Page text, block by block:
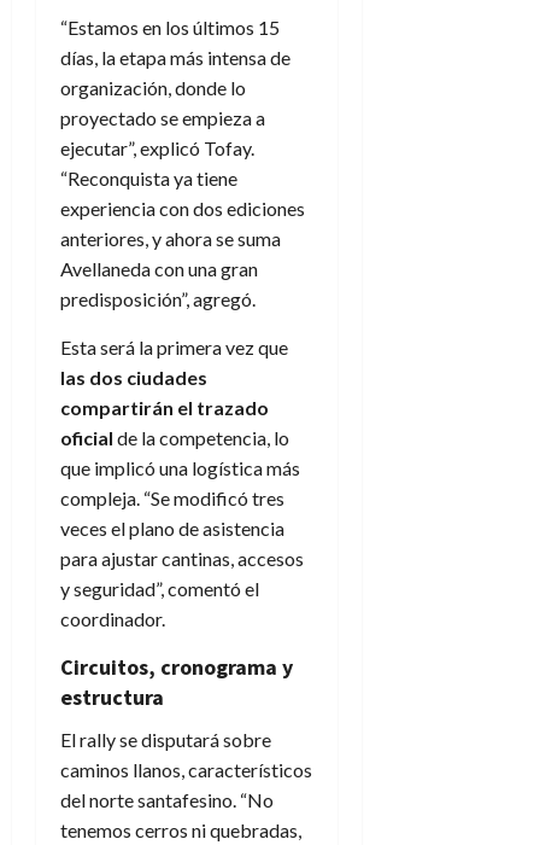
“Estamos en los últimos 15
días, la etapa más intensa de
organización, donde lo
proyectado se empieza a
ejecutar”, explicó Tofay.
“Reconquista ya tiene
experiencia con dos ediciones
anteriores, y ahora se suma
Avellaneda con una gran
predisposición”, agregó.
Esta será la primera vez que
las dos ciudades
compartirán el trazado
oficial de la competencia, lo
que implicó una logística más
compleja. “Se modificó tres
veces el plano de asistencia
para ajustar cantinas, accesos
y seguridad”, comentó el
coordinador.
Circuitos, cronograma y
estructura
El rally se disputará sobre
caminos llanos, característicos
del norte santafesino. “No
tenemos cerros ni quebradas,